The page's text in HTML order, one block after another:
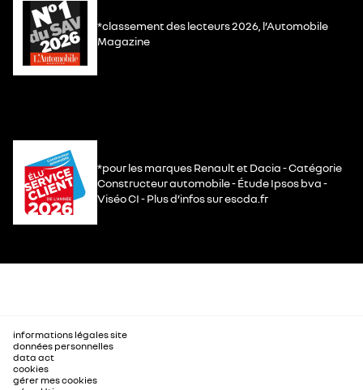
*classement des lecteurs 2026, l’Automobile
Magazine
*pour les marques Renault et Dacia - Catégorie
Constructeur automobile - Étude Ipsos bva -
Viséo CI - Plus d’infos sur escda.fr
informations légales site
données personnelles
data act
cookies
gérer mes cookies